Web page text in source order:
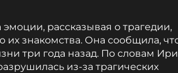
рассказывая о трагедии,
знакомства. Она сообщила,
три года назад. По словам
из-за трагических